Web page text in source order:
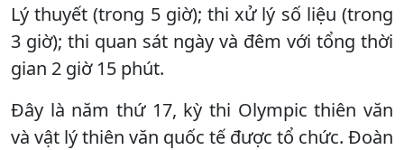
Lý thuyết (trong 5 giờ); thi xử lý số liệu (trong
3 giờ); thi quan sát ngày và đêm với tổng thời
gian 2 giờ 15 phút.
Đây là năm thứ 17, kỳ thi Olympic thiên văn
và vật lý thiên văn quốc tế được tổ chức. Đoàn